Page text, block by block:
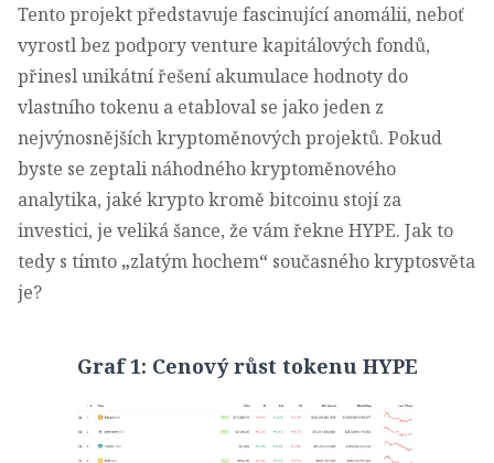
Tento projekt představuje fascinující anomálii, neboť
vyrostl bez podpory venture kapitálových fondů,
přinesl unikátní řešení akumulace hodnoty do
vlastního tokenu a etabloval se jako jeden z
nejvýnosnějších kryptoměnových projektů. Pokud
byste se zeptali náhodného kryptoměnového
analytika, jaké krypto kromě bitcoinu stojí za
investici, je veliká šance, že vám řekne HYPE. Jak to
tedy s tímto „zlatým hochem“ současného kryptosvěta
je?
Graf 1: Cenový růst tokenu HYPE